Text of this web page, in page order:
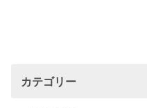
カテゴリー